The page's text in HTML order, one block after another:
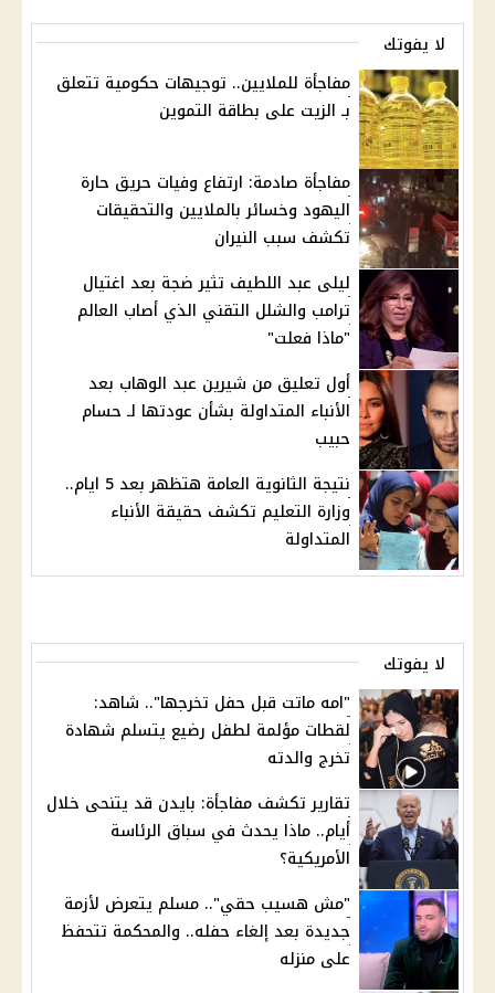
لا يفوتك
مفاجأة للملايين.. توجيهات حكومية تتعلق
بـ الزيت على بطاقة التموين
مفاجأة صادمة: ارتفاع وفيات حريق حارة
اليهود وخسائر بالملايين والتحقيقات
تكشف سبب النيران
ليلى عبد اللطيف تثير ضجة بعد اغتيال
ترامب والشلل التقني الذي أصاب العالم
"ماذا فعلت"
أول تعليق من شيرين عبد الوهاب بعد
الأنباء المتداولة بشأن عودتها لـ حسام
حبيب
نتيجة الثانوية العامة هتظهر بعد 5 ايام..
وزارة التعليم تكشف حقيقة الأنباء
المتداولة
لا يفوتك
"امه ماتت قبل حفل تخرجها".. شاهد:
لقطات مؤلمة لطفل رضيع يتسلم شهادة
تخرج والدته
تقارير تكشف مفاجأة: بايدن قد يتنحى خلال
أيام.. ماذا يحدث في سباق الرئاسة
الأمريكية؟
"مش هسيب حقي".. مسلم يتعرض لأزمة
جديدة بعد إلغاء حفله.. والمحكمة تتحفظ
على منزله